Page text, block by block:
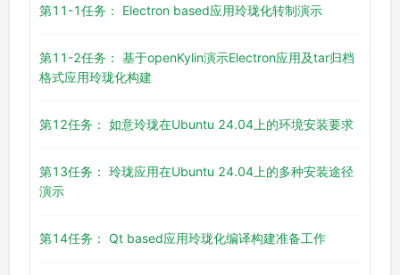
第11-1任务： Electron based应用玲珑化转制演示
第11-2任务： 基于openKylin演示Electron应用及tar归档
格式应用玲珑化构建
第12任务： 如意玲珑在Ubuntu 24.04上的环境安装要求
第13任务： 玲珑应用在Ubuntu 24.04上的多种安装途径
演示
第14任务： Qt based应用玲珑化编译构建准备工作